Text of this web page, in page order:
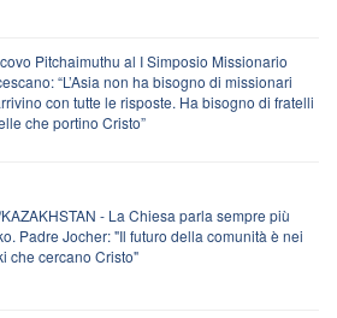
Pitchaimuthu al I Simposio Missionario
“L’Asia non ha bisogno di missionari
con tutte le risposte. Ha bisogno di fratelli
che portino Cristo”
- La Chiesa parla sempre più
Padre Jocher: "Il futuro della comunità è nei
che cercano Cristo"